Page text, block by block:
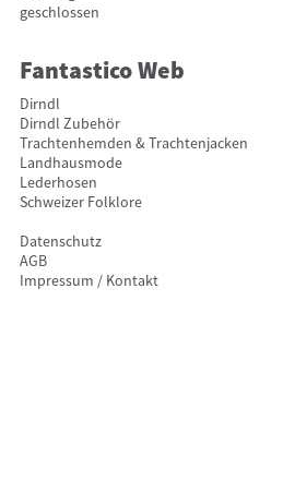
geschlossen
Fantastico Web
Dirndl
Dirndl Zubehör
Trachtenhemden & Trachtenjacken
Landhausmode
Lederhosen
Schweizer Folklore
Datenschutz
AGB
Impressum / Kontakt